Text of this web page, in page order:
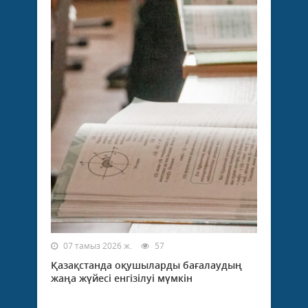
07 тамыз 2026 ж. 57
Қазақстанда оқушыларды бағалаудың
жаңа жүйесі енгізілуі мүмкін